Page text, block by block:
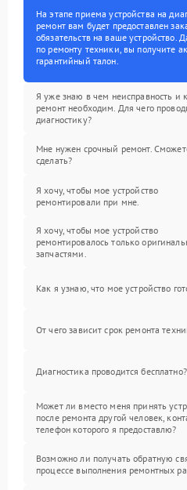
На этапе приема устройства на
ремонт вам будет предоставлен
обязательств на ваше устройство.
по ремонту техники, вы получите
гарантийный талон.
Я уже знаю в чем неисправность и
ремонт необходим. Для чего
диагностику?
Мне нужен срочный ремонт.
сделать?
Я хочу, чтобы мое устройство
ремонтировали при мне.
Я хочу, чтобы мое устройство
ремонтировалось только
запчастями.
Как я узнаю, что мое устройство
От чего зависит срок ремонта
Диагностика проводится бесплатно?
Может ли вместо меня принять
после ремонта другой человек,
телефон которого я предоставлю?
Возможно ли получать обратную
процессе выполнения ремонтных